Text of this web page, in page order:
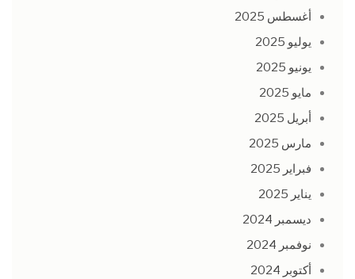
أغسطس 2025
يوليو 2025
يونيو 2025
مايو 2025
أبريل 2025
مارس 2025
فبراير 2025
يناير 2025
ديسمبر 2024
نوفمبر 2024
أكتوبر 2024